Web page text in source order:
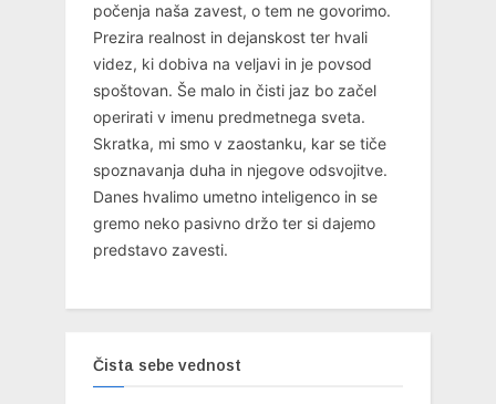
počenja naša zavest, o tem ne govorimo.
Prezira realnost in dejanskost ter hvali
videz, ki dobiva na veljavi in je povsod
spoštovan. Še malo in čisti jaz bo začel
operirati v imenu predmetnega sveta.
Skratka, mi smo v zaostanku, kar se tiče
spoznavanja duha in njegove odsvojitve.
Danes hvalimo umetno inteligenco in se
gremo neko pasivno držo ter si dajemo
predstavo zavesti.
Čista sebe vednost